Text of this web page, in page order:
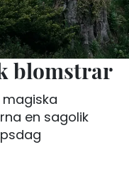
blomstrar
en sagolik